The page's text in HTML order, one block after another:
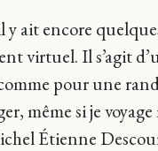
ait encore
virtuel. Il s’agit
pour une
même si je
Étienne